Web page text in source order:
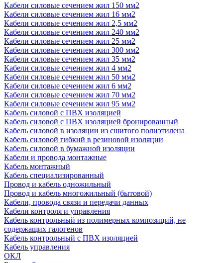
Кабели силовые сечением жил 150 мм2
Кабели силовые сечением жил 16 мм2
Кабели силовые сечением жил 2,5 мм2
Кабели силовые сечением жил 240 мм2
Кабели силовые сечением жил 25 мм2
Кабели силовые сечением жил 300 мм2
Кабели силовые сечением жил 35 мм2
Кабели силовые сечением жил 4 мм2
Кабели силовые сечением жил 50 мм2
Кабели силовые сечением жил 6 мм2
Кабели силовые сечением жил 70 мм2
Кабели силовые сечением жил 95 мм2
Кабель силовой с ПВХ изоляцией
Кабель силовой с ПВХ изоляцией бронированный
Кабель силовой в изоляции из сшитого полиэтилена
Кабель силовой гибкий в резиновой изоляции
Кабель силовой в бумажной изоляции
Кабели и провода монтажные
Кабель монтажный
Кабель специализированный
Провод и кабель одножильный
Провод и кабель многожильный (бытовой)
Кабели, провода связи и передачи данных
Кабели контроля и управления
Кабель контрольный из полимерных композиций, не
содержащих галогенов
Кабель контрольный с ПВХ изоляцией
Кабель управления
ОКЛ